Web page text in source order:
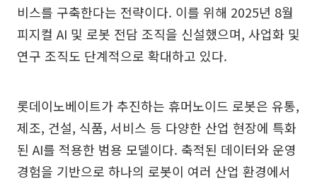
비스를 구축한다는 전략이다. 이를 위해 2025년 8월
피지컬 AI 및 로봇 전담 조직을 신설했으며, 사업화 및
연구 조직도 단계적으로 확대하고 있다.
롯데이노베이트가 추진하는 휴머노이드 로봇은 유통,
제조, 건설, 식품, 서비스 등 다양한 산업 현장에 특화
된 AI를 적용한 범용 모델이다. 축적된 데이터와 운영
경험을 기반으로 하나의 로봇이 여러 산업 환경에서